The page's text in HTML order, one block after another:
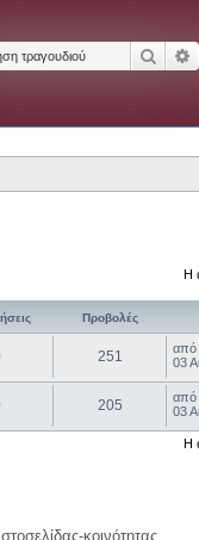
Η
Προβολές
251 από
03
205 από
03
Η
κοινότητας.